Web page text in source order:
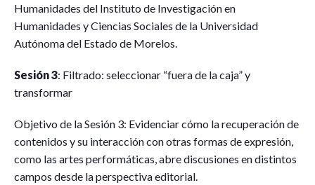
Humanidades del Instituto de Investigación en
Humanidades y Ciencias Sociales de la Universidad
Autónoma del Estado de Morelos.
Sesión 3: Filtrado: seleccionar “fuera de la caja” y
transformar
Objetivo de la Sesión 3: Evidenciar cómo la recuperación de
contenidos y su interacción con otras formas de expresión,
como las artes performáticas, abre discusiones en distintos
campos desde la perspectiva editorial.